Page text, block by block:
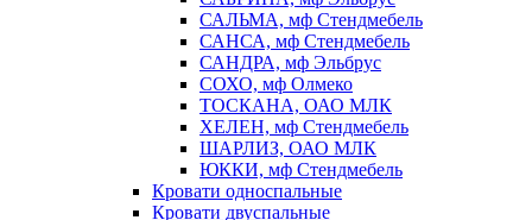
САЛЬМА, мф Стендмебель
САНСА, мф Стендмебель
САНДРА, мф Эльбрус
СОХО, мф Олмеко
ТОСКАНА, ОАО МЛК
ХЕЛЕН, мф Стендмебель
ШАРЛИЗ, ОАО МЛК
ЮККИ, мф Стендмебель
Кровати односпальные
Кровати двуспальные